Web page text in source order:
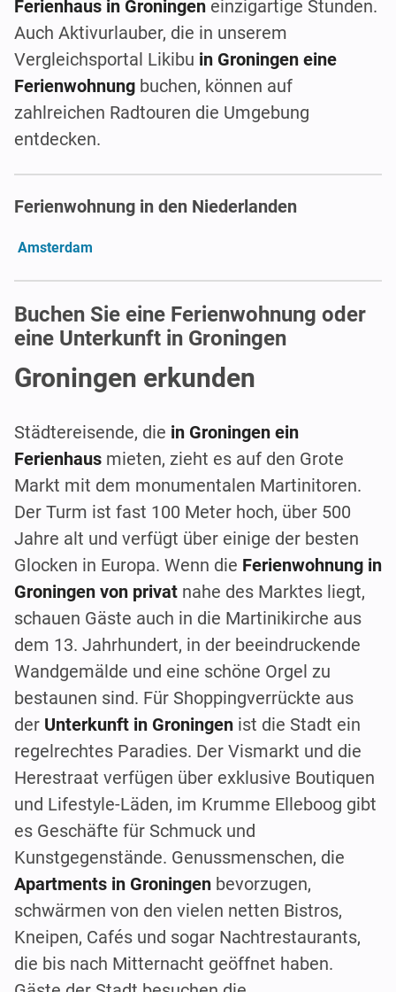
Ferienhaus in Groningen einzigartige Stunden.
Auch Aktivurlauber, die in unserem
Vergleichsportal Likibu in Groningen eine
Ferienwohnung buchen, können auf
zahlreichen Radtouren die Umgebung
entdecken.
Ferienwohnung in den Niederlanden
Amsterdam
Buchen Sie eine Ferienwohnung oder
eine Unterkunft in Groningen
Groningen erkunden
Städtereisende, die in Groningen ein
Ferienhaus mieten, zieht es auf den Grote
Markt mit dem monumentalen Martinitoren.
Der Turm ist fast 100 Meter hoch, über 500
Jahre alt und verfügt über einige der besten
Glocken in Europa. Wenn die Ferienwohnung in
Groningen von privat nahe des Marktes liegt,
schauen Gäste auch in die Martinikirche aus
dem 13. Jahrhundert, in der beeindruckende
Wandgemälde und eine schöne Orgel zu
bestaunen sind. Für Shoppingverrückte aus
der Unterkunft in Groningen ist die Stadt ein
regelrechtes Paradies. Der Vismarkt und die
Herestraat verfügen über exklusive Boutiquen
und Lifestyle-Läden, im Krumme Elleboog gibt
es Geschäfte für Schmuck und
Kunstgegenstände. Genussmenschen, die
Apartments in Groningen bevorzugen,
schwärmen von den vielen netten Bistros,
Kneipen, Cafés und sogar Nachtrestaurants,
die bis nach Mitternacht geöffnet haben.